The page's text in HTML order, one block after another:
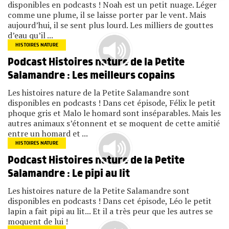
disponibles en podcasts ! Noah est un petit nuage. Léger
comme une plume, il se laisse porter par le vent. Mais
aujourd’hui, il se sent plus lourd. Les milliers de gouttes
d’eau qu’il ...
HISTOIRES NATURE
Podcast Histoires nature de la Petite
Salamandre : Les meilleurs copains
Les histoires nature de la Petite Salamandre sont
disponibles en podcasts ! Dans cet épisode, Félix le petit
phoque gris et Malo le homard sont inséparables. Mais les
autres animaux s’étonnent et se moquent de cette amitié
entre un homard et ...
HISTOIRES NATURE
Podcast Histoires nature de la Petite
Salamandre : Le pipi au lit
Les histoires nature de la Petite Salamandre sont
disponibles en podcasts ! Dans cet épisode, Léo le petit
lapin a fait pipi au lit... Et il a très peur que les autres se
moquent de lui !